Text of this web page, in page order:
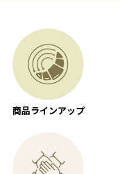
商品ラインアップ